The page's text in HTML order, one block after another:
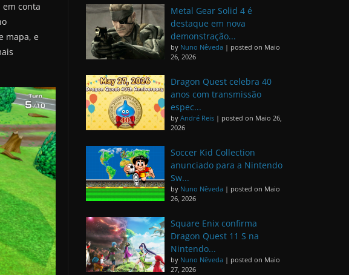
conta
mapa, e
Metal Gear Solid 4 é
destaque em nova
demonstração...
by Nuno Nêveda | posted on Maio
26, 2026
Dragon Quest celebra 40
anos com transmissão
espec...
by André Reis | posted on Maio 26,
2026
Soccer Kid Collection
anunciado para a Nintendo
Sw...
by Nuno Nêveda | posted on Maio
26, 2026
Square Enix confirma
Dragon Quest 11 S na
Nintendo...
by Nuno Nêveda | posted on Maio
27, 2026